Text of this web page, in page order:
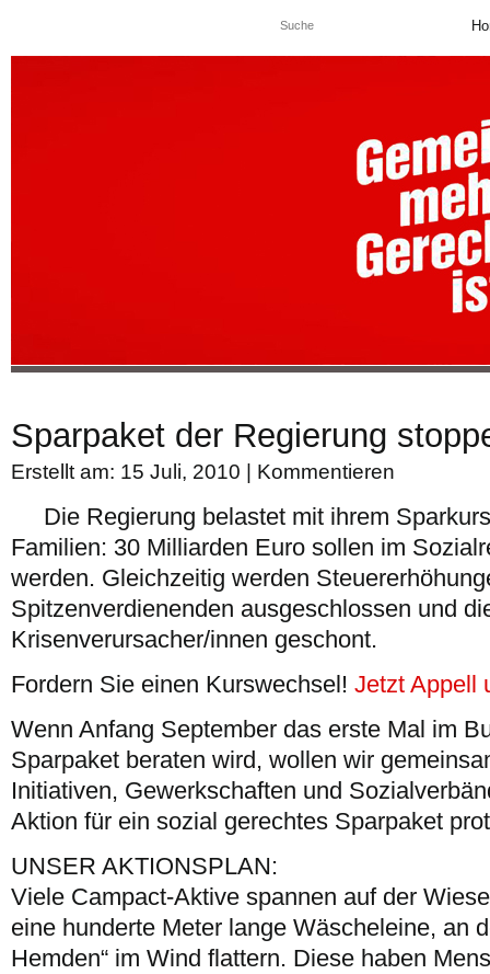
Sparpaket der Regierung
Erstellt am: 15 Juli, 2010 | Kommentieren
Die Regierung belastet mit ihrem
Familien: 30 Milliarden Euro sollen im
werden. Gleichzeitig werden
Spitzenverdienenden ausgeschlossen und
Krisenverursacher/innen geschont.
Fordern Sie einen Kurswechsel! Jetzt Appell
Wenn Anfang September das erste Mal im
Sparpaket beraten wird, wollen wir
Initiativen, Gewerkschaften und
Aktion für ein sozial gerechtes Sparpaket
UNSER AKTIONSPLAN:
Viele Campact-Aktive spannen auf der
eine hunderte Meter lange Wäscheleine, an
Hemden“ im Wind flattern. Diese haben